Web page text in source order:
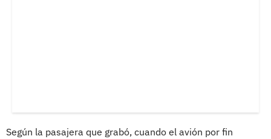
Según la pasajera que grabó, cuando el avión por fin